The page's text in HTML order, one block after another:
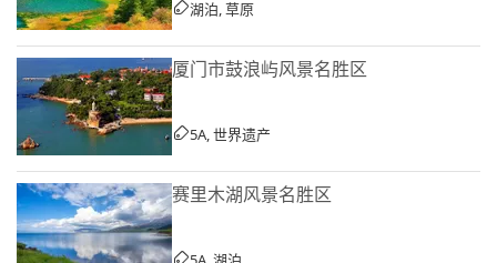
湖泊, 草原
厦门市鼓浪屿风景名胜区
5A, 世界遗产
赛里木湖风景名胜区